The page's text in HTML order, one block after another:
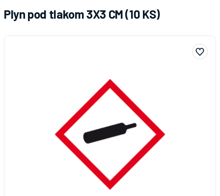
Plyn pod tlakom 3X3 CM (10 KS)